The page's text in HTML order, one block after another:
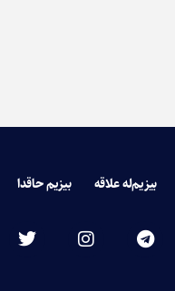
بیزیم‌له علاقه بیزیم حاقدا